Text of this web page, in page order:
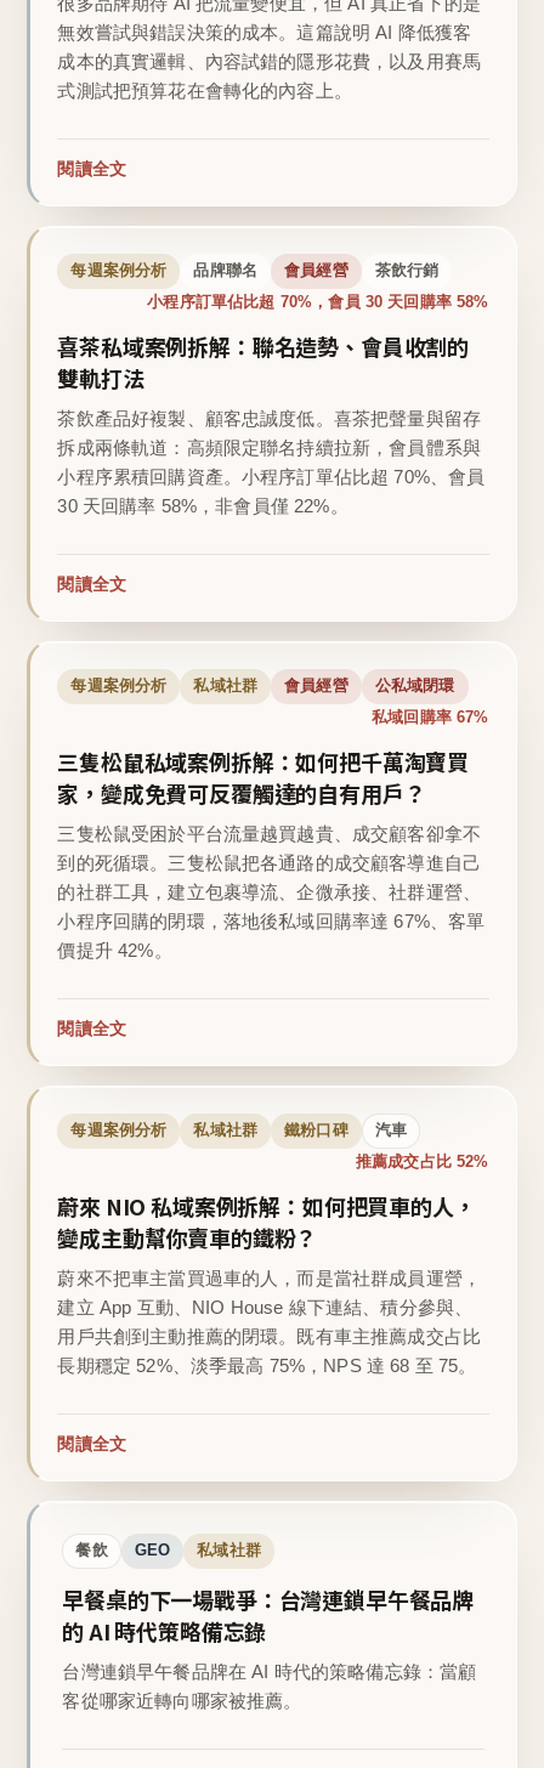
無效嘗試與錯誤決策的成本。這篇說明 AI 降低獲客
成本的真實邏輯、內容試錯的隱形花費，以及用賽馬
式測試把預算花在會轉化的內容上。
閱讀全文
每週案例分析 品牌聯名 會員經營 茶飲行銷
小程序訂單佔比超 70%，會員 30 天回購率 58%
喜茶私域案例拆解：聯名造勢、會員收割的
雙軌打法
茶飲產品好複製、顧客忠誠度低。喜茶把聲量與留存
拆成兩條軌道：高頻限定聯名持續拉新，會員體系與
小程序累積回購資產。小程序訂單佔比超 70%、會員
30 天回購率 58%，非會員僅 22%。
閱讀全文
每週案例分析 私域社群 會員經營 公私域閉環
私域回購率 67%
三隻松鼠私域案例拆解：如何把千萬淘寶買
家，變成免費可反覆觸達的自有用戶？
三隻松鼠受困於平台流量越買越貴、成交顧客卻拿不
到的死循環。三隻松鼠把各通路的成交顧客導進自己
的社群工具，建立包裹導流、企微承接、社群運營、
小程序回購的閉環，落地後私域回購率達 67%、客單
價提升 42%。
閱讀全文
每週案例分析 私域社群 鐵粉口碑 汽車
推薦成交占比 52%
蔚來 NIO 私域案例拆解：如何把買車的人，
變成主動幫你賣車的鐵粉？
蔚來不把車主當買過車的人，而是當社群成員運營，
建立 App 互動、NIO House 線下連結、積分參與、
用戶共創到主動推薦的閉環。既有車主推薦成交占比
長期穩定 52%、淡季最高 75%，NPS 達 68 至 75。
閱讀全文
餐飲 GEO 私域社群
早餐桌的下一場戰爭：台灣連鎖早午餐品牌
的 AI 時代策略備忘錄
台灣連鎖早午餐品牌在 AI 時代的策略備忘錄：當顧
客從哪家近轉向哪家被推薦。